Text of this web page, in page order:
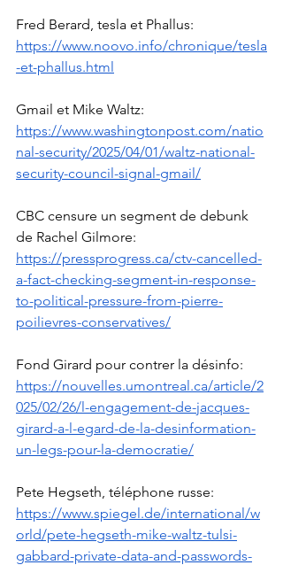
Fred Berard, tesla et Phallus:
https://www.noovo.info/chronique/tesla
-et-phallus.html
Gmail et Mike Waltz:
https://www.washingtonpost.com/natio
nal-security/2025/04/01/waltz-national-
security-council-signal-gmail/
CBC censure un segment de debunk
de Rachel Gilmore:
https://pressprogress.ca/ctv-cancelled-
a-fact-checking-segment-in-response-
to-political-pressure-from-pierre-
poilievres-conservatives/
Fond Girard pour contrer la désinfo:
https://nouvelles.umontreal.ca/article/2
025/02/26/l-engagement-de-jacques-
girard-a-l-egard-de-la-desinformation-
un-legs-pour-la-democratie/
Pete Hegseth, téléphone russe:
https://www.spiegel.de/international/w
orld/pete-hegseth-mike-waltz-tulsi-
gabbard-private-data-and-passwords-